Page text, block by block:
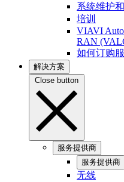
系统维护
培训
VIAVI
RAN
如何订购
解决方案
Close button
服务提供商
服务提供商
无线